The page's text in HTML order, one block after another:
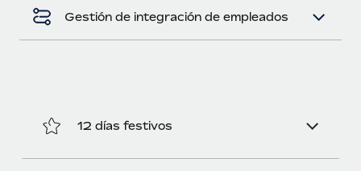
Más información
Gestión de integración de empleados
12 días festivos